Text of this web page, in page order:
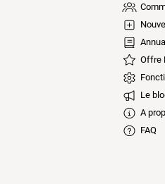
Offre
Le
A
FAQ